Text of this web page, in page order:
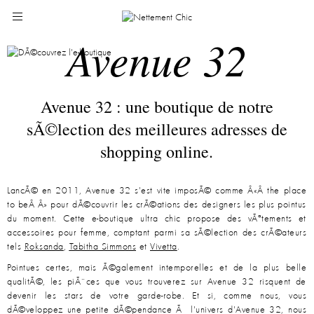
Avenue 32
Avenue 32 : une boutique de notre
sÃ©lection des meilleures adresses de
shopping online.
LancÃ© en 2011, Avenue 32 s'est vite imposÃ© comme Â«Â the place
to beÂ Â» pour dÃ©couvrir les crÃ©ations des designers les plus pointus
du moment. Cette e-boutique ultra chic propose des vÃªtements et
accessoires pour femme, comptant parmi sa sÃ©lection des crÃ©ateurs
tels Roksanda, Tabitha Simmons et Vivetta.
Pointues certes, mais Ã©galement intemporelles et de la plus belle
qualitÃ©, les piÃ¨ces que vous trouverez sur Avenue 32 risquent de
devenir les stars de votre garde-robe. Et si, comme nous, vous
dÃ©veloppez une petite dÃ©pendance Ã l'univers d'Avenue 32, nous